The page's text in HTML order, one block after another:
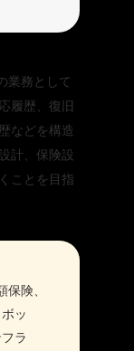
業務として
履歴、復旧
などを構造
計、保険設
ことを目指
険、
ッ
ラ